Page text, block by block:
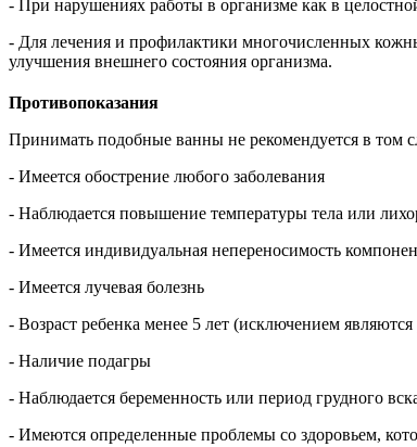
- При нарушениях работы в организме как в
- Для лечения и профилактики многочисленных
улучшения внешнего состояния организма.
Противопоказания
Принимать подобные ванны не рекомендуется в том
- Имеется обострение любого заболевания
- Наблюдается повышение температуры тела или
- Имеется индивидуальная непереносимость
- Имеется лучевая болезнь
- Возраст ребенка менее 5 лет (исключением
- Наличие подагры
- Наблюдается беременность или период грудного
- Имеются определенные проблемы со здоровьем,